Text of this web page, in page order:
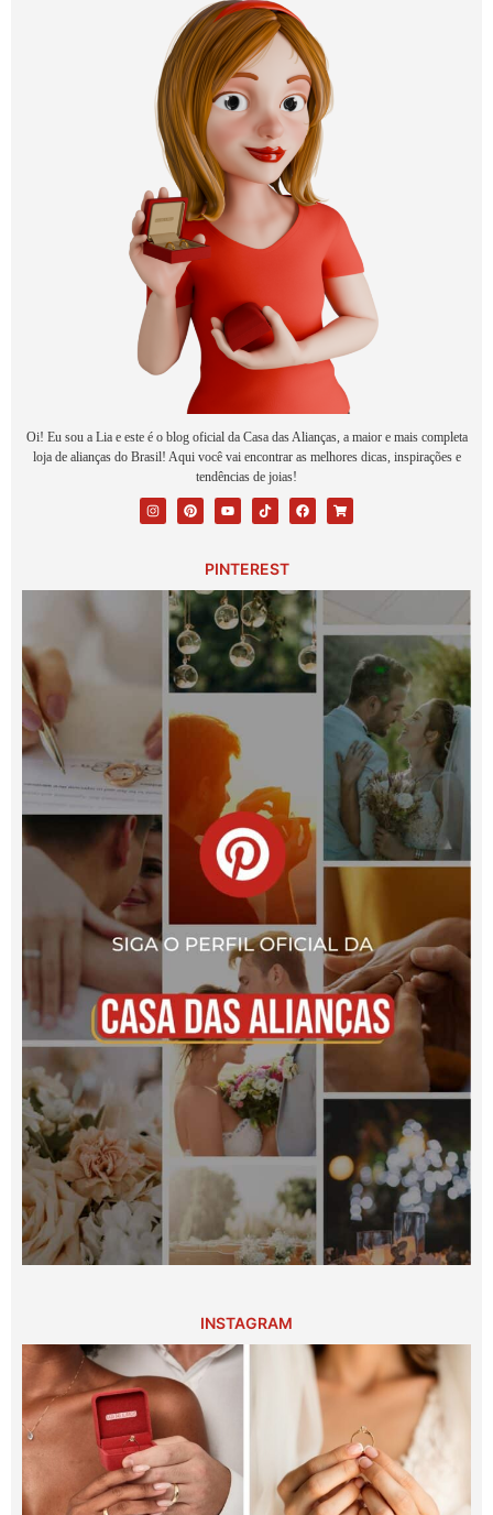
Oi! Eu sou a Lia e este é o blog oficial da Casa das Alianças, a maior e mais completa
loja de alianças do Brasil! Aqui você vai encontrar as melhores dicas, inspirações e
tendências de joias!
PINTEREST
INSTAGRAM